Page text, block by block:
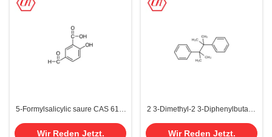
5-Formylsalicylic saure CAS 616-
Hydroxybenzoic
Wir Reden Jetzt.
2 3-Dimethyl-2 3-Diphenylbutane
pharmazeutische Vermittler-
Wir Reden Jetzt.